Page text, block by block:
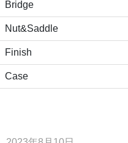
Bridge
Nut&Saddle
Finish
Case